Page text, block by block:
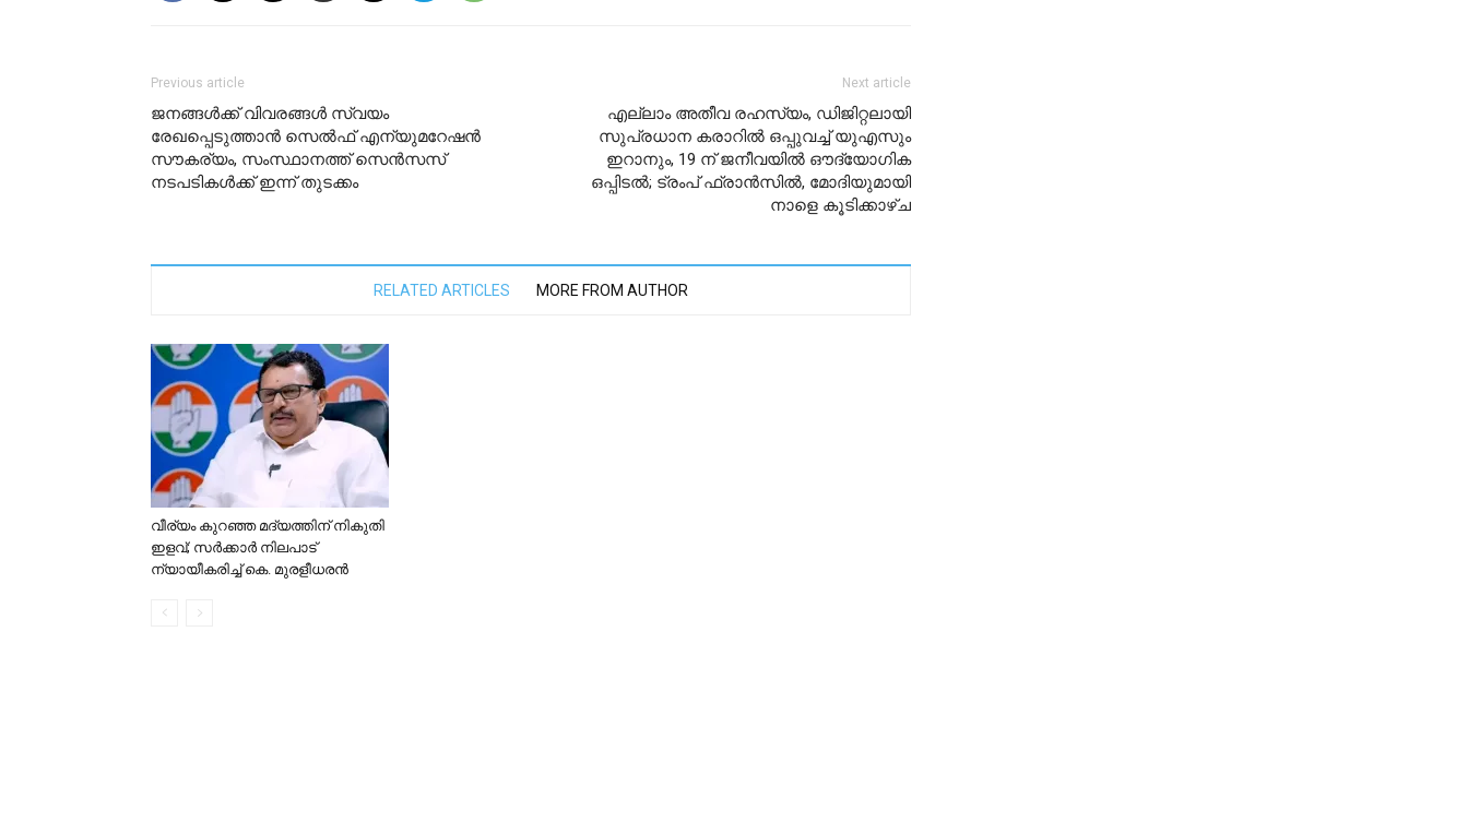
Previous article
ജനങ്ങൾക്ക് വിവരങ്ങൾ സ്വയം
രേഖപ്പെടുത്താൻ സെൽഫ് എന്യുമറേഷൻ
സൗകര്യം, സംസ്ഥാനത്ത് സെൻസസ്
നടപടികൾക്ക് ഇന്ന് തുടക്കം
Next article
എല്ലാം അതീവ രഹസ്യം, ഡിജിറ്റലായി
സുപ്രധാന കരാറിൽ ഒപ്പുവച്ച് യുഎസും
ഇറാനും, 19 ന് ജനീവയിൽ ഔദ്യോഗിക
ഒപ്പിടൽ; ട്രംപ് ഫ്രാൻസിൽ, മോദിയുമായി
നാളെ കൂടിക്കാഴ്ച
RELATED ARTICLES MORE FROM AUTHOR
വീര്യം കുറഞ്ഞ മദ്യത്തിന് നികുതി
ഇളവ്; സർക്കാർ നിലപാട്
ന്യായീകരിച്ച് കെ. മുരളീധരൻ